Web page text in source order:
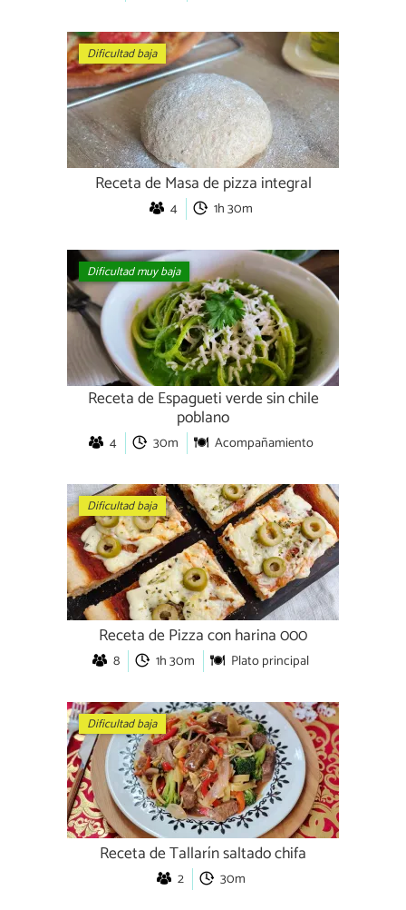
Dificultad baja
Receta de Masa de pizza integral
4 1h 30m
Dificultad muy baja
Receta de Espagueti verde sin chile
poblano
4 30m Acompañamiento
Dificultad baja
Receta de Pizza con harina 000
8 1h 30m Plato principal
Dificultad baja
Receta de Tallarín saltado chifa
2 30m